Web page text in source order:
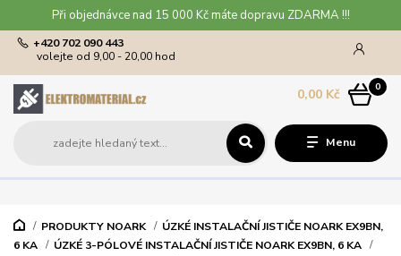
Při objednávce nad 15 000 Kč máte dopravu ZDARMA !!!
Menu
+420 702 090 443
volejte od 9,00 - 20,00 hod
0
0,00 Kč
PRODUKTY NOARK
ÚZKÉ INSTALAČNÍ JISTIČE NOARK EX9BN,
6 KA
ÚZKÉ 3-PÓLOVÉ INSTALAČNÍ JISTIČE NOARK EX9BN, 6 KA